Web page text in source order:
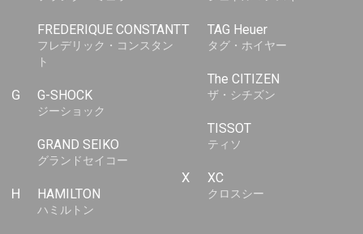
FREDERIQUE CONSTANT
フレデリック・コンスタン
ト
G G-SHOCK
ジーショック
GRAND SEIKO
グランドセイコー
H HAMILTON
ハミルトン
T TAG Heuer
タグ・ホイヤー
The CITIZEN
ザ・シチズン
TISSOT
ティソ
X XC
クロスシー